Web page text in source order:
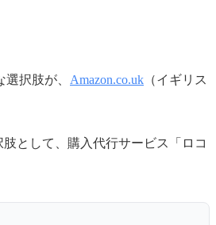
択肢が、 Amazon.co.uk （イギリス
として、購入代行サービス「ロコ